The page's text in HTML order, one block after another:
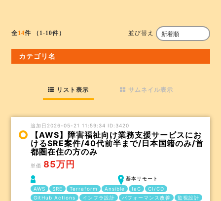
全14件 （1-10件） 並び替え
カテゴリ名
リスト表示 サムネイル表示
追加日2026-05-21 11:59:34 ID:3420
【AWS】障害福祉向け業務支援サービスにお
けるSRE案件/40代前半まで/日本国籍のみ/首
都圏在住の方のみ
単価 85万円
基本リモート
AWS
SRE Terraform Ansible IaC
CI/CD
GitHub Actions
インフラ設計 パフォーマンス改善
監視設計